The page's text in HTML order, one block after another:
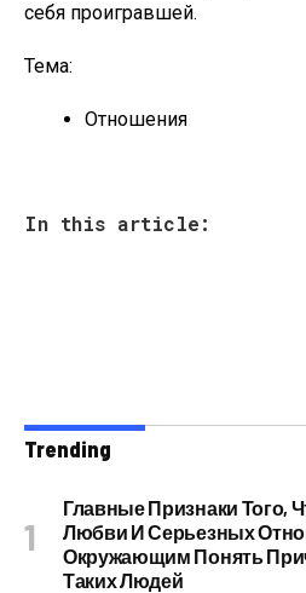
себя проигравшей.
Тема:
Отношения
In this article:
Trending
Главные Признаки Того,
Любви И Серьезных
Окружающим Понять
Таких Людей